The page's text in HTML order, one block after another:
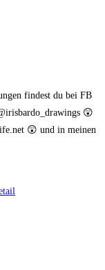
findest du bei FB
😲
😲 und in meinen